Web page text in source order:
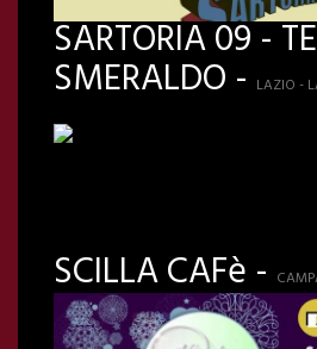
SARTORIA 09 -
SMERALDO - LAZIO -
SCILLA CAFè -